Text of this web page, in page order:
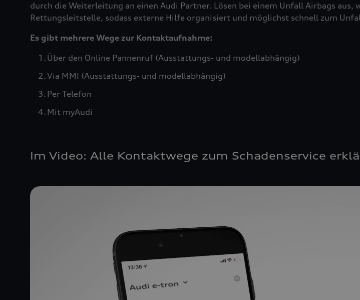
durch die Weiterleitung an einen Audi Partner. Lösen bei einem Unfall Airbags
Rettungsleitstelle, sodass externe Hilfe organisiert und möglichst schnell zum
Es gibt mehrere Wege zur Kontaktaufnahme:
Über den Online Pannenruf (Ausstattungs- und modellabhängig)
Via MMI (Ausstattungs- und modellabhängig)
Per Telefon
Mit myAudi
Im Video: Alle Kontaktwege zum Schadenservice